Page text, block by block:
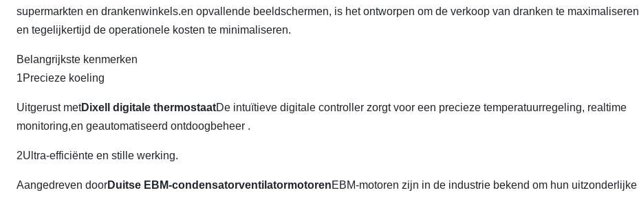
supermarkten en drankenwinkels.en opvallende beeldschermen, is het ontworpen om de verkoop van dranken te maximaliseren
en tegelijkertijd de operationele kosten te minimaliseren.
Belangrijkste kenmerken
1Precieze koeling
Uitgerust metDixell digitale thermostaatDe intuïtieve digitale controller zorgt voor een precieze temperatuurregeling, realtime
monitoring,en geautomatiseerd ontdoogbeheer .
2Ultra-efficiënte en stille werking.
Aangedreven doorDuitse EBM-condensatorventilatormotorenEBM-motoren zijn in de industrie bekend om hun uitzonderlijke